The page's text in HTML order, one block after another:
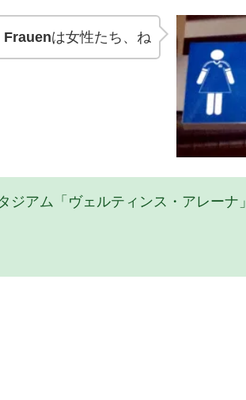
Frauenは女性たち、ね
アム「ヴェルティンス・アレーナ」